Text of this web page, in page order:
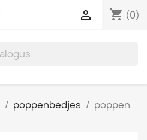
shopping_cart (0)

poppenbedjes
poppen